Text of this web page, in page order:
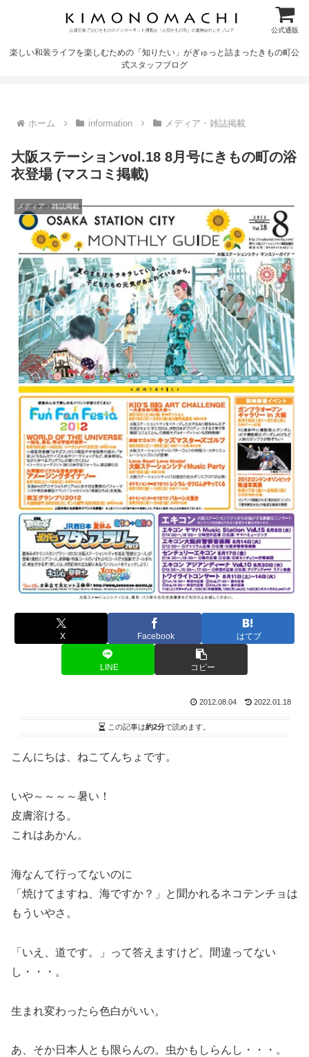
公式通販
楽しい和装ライフを楽しむための「知りたい」がぎゅっと詰まったきもの町公
式スタッフブログ
ホーム information メディア・雑誌掲載
大阪ステーションvol.18 8月号にきもの町の浴
衣登場 (マスコミ掲載)
メディア・雑誌掲載
X Facebook はてブ
LINE コピー
2012.08.04 2022.01.18
この記事は約2分で読めます。
こんにちは、ねこてんちょです。
いや～～～～暑い！
皮膚溶ける。
これはあかん。
海なんて行ってないのに
「焼けてますね、海ですか？」と聞かれるネコテンチョは
もういやさ。
「いえ、道です。」って答えますけど。間違ってない
し・・・。
生まれ変わったら色白がいい。
あ、そか日本人とも限らんの。虫かもしらんし・・・。